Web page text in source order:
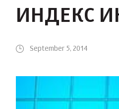
ИНДЕКС
September 5, 2014